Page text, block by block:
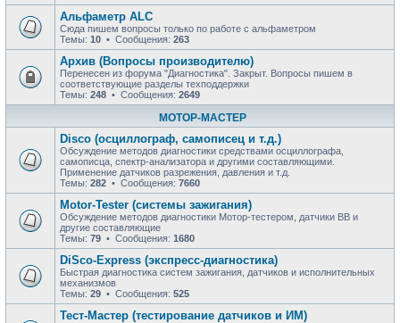
Альфаметр ALC
Сюда пишем вопросы только по работе с альфаметром
Темы: 10 • Сообщения: 263
Архив (Вопросы производителю)
Перенесен из форума "Диагностика". Закрыт. Вопросы пишем в
соответствующие разделы техподдержки
Темы: 248 • Сообщения: 2649
МОТОР-МАСТЕР
Disco (осциллограф, самописец и т.д.)
Обсуждение методов диагностики средствами осциллографа,
самописца, спектр-анализатора и другими составляющими.
Применение датчиков разрежения, давления и т.д.
Темы: 282 • Сообщения: 7660
Motor-Tester (системы зажигания)
Обсуждение методов диагностики Мотор-тестером, датчики ВВ и
другие составляющие
Темы: 79 • Сообщения: 1680
DiSco-Express (экспресс-диагностика)
Быстрая диагностика систем зажигания, датчиков и исполнительных
механизмов
Темы: 29 • Сообщения: 525
Тест-Мастер (тестирование датчиков и ИМ)